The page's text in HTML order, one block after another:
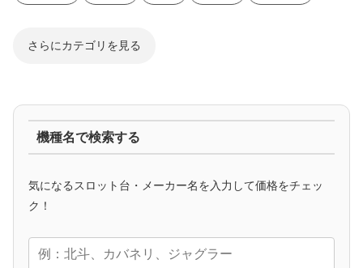
さらにカテゴリを見る
マイジャグ ファンキー アイム ゴージャグ ハッピー
アニメタイアップ
エヴァ コードギアス 化物語 炎炎ノ消防隊
機種名で検索する
気になるスロット台・メーカー名を入力して価格をチェッ
ク！